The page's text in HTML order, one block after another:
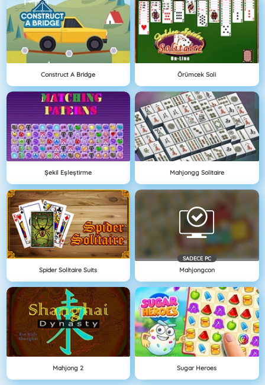
Construct A Bridge Örümcek Soli
Şekil Eşleştirme Mahjongg Solitaire
Spider Solitaire Suits
SADECE PC
Mahjongcon
Mahjong 2 Sugar Heroes